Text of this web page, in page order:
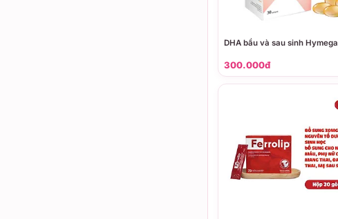
DHA bầu và sau sinh Hymega
300.000đ